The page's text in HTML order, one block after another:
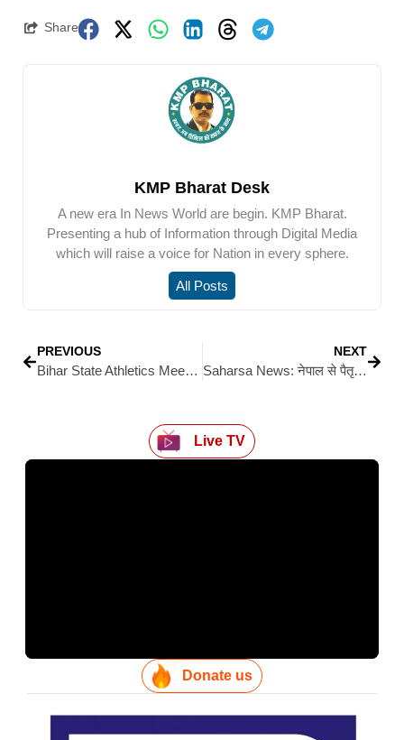
Share
KMP Bharat Desk
A new era In News World are begin. KMP Bharat.
Presenting a hub of Information through Digital Media
which will raise a voice for Nation in every sphere.
All Posts
PREVIOUS
Bihar State Athletics Meet: 92वीं बिहार स्टेट एथलेटिक्स मीट में सिवान का दमदार प्रदर्शन, 21 पदक जीतकर पांचवें स्थान पर रहा जिला
NEXT
Saharsa News: नेपाल से पैतृक गांव पहुंचा ज्ञान बिंदु एकेडमी के डायरेक्टर रौशन आनंद के भाई प्रिंस यादव का पार्थिव शरीर, अंतिम दर्शन को उमड़ी भीड़; निष्पक्ष जांच की उठी मांग
Live TV
Donate us